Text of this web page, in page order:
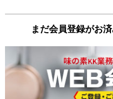
まだ会員登録がお